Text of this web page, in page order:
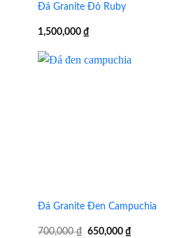
Đá Granite Đỏ Ruby
1,500,000 ₫
Đá Granite Đen Campuchia
700,000₫ Giá
650,000₫